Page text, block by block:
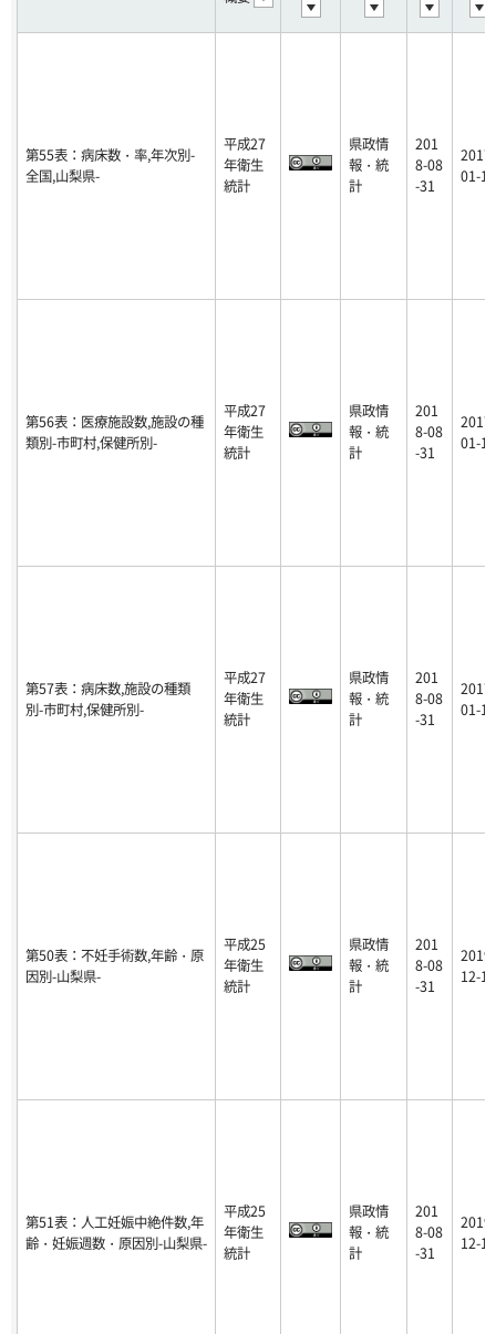
第55表：病床数・率,年次別-
全国,山梨県-
平成27
年衛生
統計
県政情
報・統
計
201
8-08
-31
2017-
01-12
第56表：医療施設数,施設の種
類別-市町村,保健所別-
平成27
年衛生
統計
県政情
報・統
計
201
8-08
-31
2017-
01-12
第57表：病床数,施設の種類
別-市町村,保健所別-
平成27
年衛生
統計
県政情
報・統
計
201
8-08
-31
2017-
01-12
第50表：不妊手術数,年齢・原
因別-山梨県-
平成25
年衛生
統計
県政情
報・統
計
201
8-08
-31
2019-
12-17
第51表：人工妊娠中絶件数,年
齢・妊娠週数・原因別-山梨県-
平成25
年衛生
統計
県政情
報・統
計
201
8-08
-31
2019-
12-17